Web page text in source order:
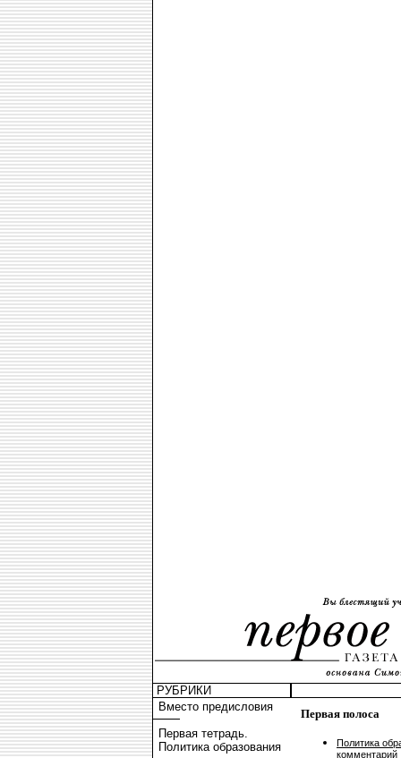
РУБРИКИ
Вместо предисловия
Первая тетрадь.
Политика образования
Первая полоса
Политика